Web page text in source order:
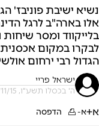
נשיא ישיבת פוניבז'
אלו בארה"ב לרגל
בלייקווד ומסר
לבקרו במקום
הגדול רבי ירחום
ישראל פריי
ה' בכסלו תשע"ו, 17/11/15 12:37
א+א- הדפסה